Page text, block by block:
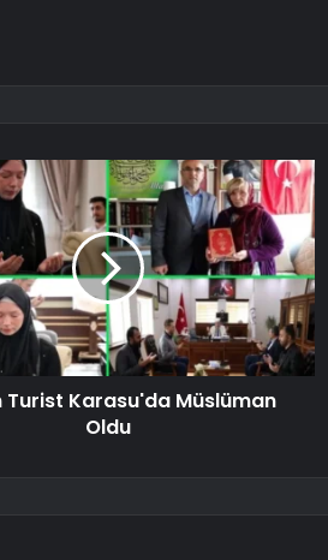
Turist Karasu'da Müslüman
Oldu